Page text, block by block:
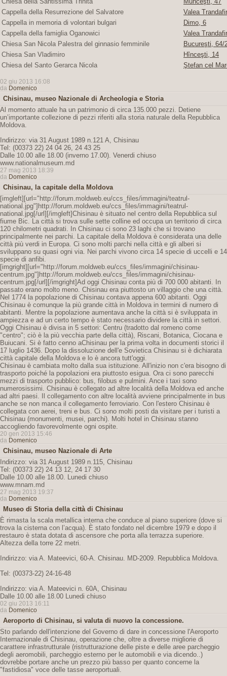
Cappella della Resurrezione del Salvatore
Valea
Cappella in memoria di volontari bulgari
Dimo, 6
Cappella della famiglia Oganowici
Valea
Chiesa San Nicola Palestra del ginnasio femminile
Bucureşti, 64/
Chiesa San Vladimiro
Hînceşti, 14
Chiesa del Santo Gerarca Nicola
Ştefan cel
02 giu 2013 16:08
da Domenico
Chisinau, museo Nazionale di Archeologia e Storia
Al momento attuale ha un patrimonio di circa 135.000 pezzi. Detiene
un’importante collezione di pezzi riferiti alla storia naturale della Repubblica
Moldova.
Indirizzo: via 31 August 1989 n.121 A, Chisinau
Tel: (00373 22) 24 04 26, 24 43 25
Dalle 10.00 alle 18.00 (inverno 17.00). Venerdi chiuso
www.nationalmuseum.md
27 mag 2013 18:39
da Domenico
Chisinau, la capitale della Moldova
[imgleft][url="http://forum.moldweb.eu/ccs_files/immagini/teatrul-
national.jpg"]http://forum.moldweb.eu/ccs_files/immagini/teatrul-
national.jpg[/url][/imgleft]Chisinau è situato nel centro della Repubblica sul
fiume Bic. La città si trova sulle sette colline ed occupa un territorio di circa
120 chilometri quadrati. In Chisinau ci sono 23 laghi che si trovano
principalmente nei parchi. La capitale della Moldova è considerata una delle
città più verdi in Europa. Ci sono molti parchi nella città e gli alberi si
sviluppano su quasi ogni via. Nei parchi vivono circa 14 specie di uccelli e 14
specie di anfibi.
[imgright][url="http://forum.moldweb.eu/ccs_files/immagini/chisinau-
centrum.jpg"]http://forum.moldweb.eu/ccs_files/immagini/chisinau-
centrum.jpg[/url][/imgright]Ad oggi Chisinau conta più di 700 000 abitanti. In
passato erano molto meno. Chisinau era piuttosto un villaggio che una città.
Nel 1774 la popolazione di Chisinau contava appena 600 abitanti. Oggi
Chisinau è comunque la più grande città in Moldova in termini di numero di
abitanti. Mentre la popolazione aumentava anche la città si è sviluppata in
ampiezza e ad un certo tempo è stato necessario dividere la città in settori.
Oggi Chisinau è divisa in 5 settori: Centru (tradotto dal romeno come
"centro"; ciò è la più vecchia parte della città), Riscani, Botanica, Ciocana e
Buiucani. Si è fatto cenno aChisinau per la prima volta in documenti storici il
17 luglio 1436. Dopo la dissoluzione dell'e Sovietica Chisinau si è dichiarata
città capitale della Moldova e lo è ancora tutt'oggi.
Chisinau è cambiata molto dalla sua istituzione. All'inizio non c'era bisogno di
trasporto poiché la popolazioni era piuttosto esigua. Ora ci sono parecchi
mezzi di trasporto pubblico: bus, filobus e pulmini. Ance i taxi sono
numerosissimi. Chisinau è collegato ad altre località della Moldova ed anche
ad altri paesi. Il collegamento con altre località avviene principalmente in bus
anche se non manca il collegamento ferroviario. Con l'estero Chisinau è
collegata con aerei, treni e bus. Ci sono molti posti da visitare per i turisti a
Chisinau (monumenti, musei, parchi). Molti hotel in Chisinau stanno
accogliendo favorevolmente ogni ospite.
20 gen 2013 15:46
da Domenico
Chisinau, museo Nazionale di Arte
Indirizzo: via 31 August 1989 n.115, Chisinau
Tel: (00373 22) 24 13 12, 24 17 30
Dalle 10.00 alle 18.00. Lunedi chiuso
www.mnam.md
27 mag 2013 19:37
da Domenico
Museo di Storia della città di Chisinau
È rimasta la scala metallica interna che conduce al piano superiore (dove si
trova la cisterna con l’acqua). È stato fondato nel dicembre 1979 e dopo il
restauro è stata dotata di ascensore che porta alla terrazza superiore.
Altezza della torre 22 metri.
Indirizzo: via A. Mateevici, 60-A. Chisinau. MD-2009. Repubblica Moldova.
Tel: (00373-22) 24-16-48
Indirizzo: via A. Mateevici n. 60A, Chisinau
Dalle 10.00 alle 18.00 Lunedi chiuso
02 giu 2013 16:11
da Domenico
Aeroporto di Chisinau, si valuta di nuovo la concessione.
Sto parlando dell'intenzione del Governo di dare in concessione l'Aeroporto
Internazionale di Chisinau, operazione che, oltre a diverse migliorie di
carattere infrastrutturale (ristrutturazione delle piste e delle aree parcheggio
degli aeromobili, parcheggio esterno per le automobili e via dicendo..)
dovrebbe portare anche un prezzo più basso per quanto concerne la
"fastidiosa" voce delle tasse aeroportuali.